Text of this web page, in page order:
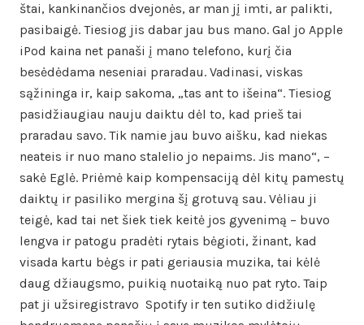
štai, kankinančios dvejonės, ar man jį imti, ar palikti,
pasibaigė. Tiesiog jis dabar jau bus mano. Gal jo Apple
iPod kaina net panaši į mano telefono, kurį čia
besėdėdama neseniai praradau. Vadinasi, viskas
sąžininga ir, kaip sakoma, „tas ant to išeina“. Tiesiog
pasidžiaugiau nauju daiktu dėl to, kad prieš tai
praradau savo. Tik namie jau buvo aišku, kad niekas
neateis ir nuo mano stalelio jo nepaims. Jis mano“, –
sakė Eglė. Priėmė kaip kompensaciją dėl kitų pamestų
daiktų ir pasiliko mergina šį grotuvą sau. Vėliau ji
teigė, kad tai net šiek tiek keitė jos gyvenimą – buvo
lengva ir patogu pradėti rytais bėgioti, žinant, kad
visada kartu bėgs ir pati geriausia muzika, tai kėlė
daug džiaugsmo, puikią nuotaiką nuo pat ryto. Taip
pat ji užsiregistravo Spotify ir ten sutiko didžiulę